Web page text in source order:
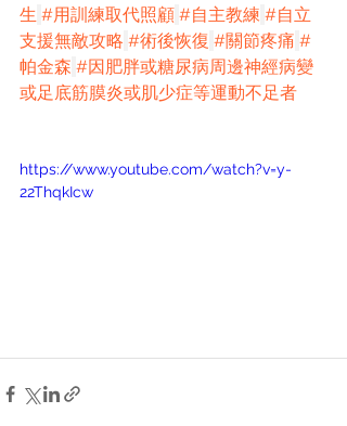
生 #用訓練取代照顧 #自主教練 #自立
支援無敵攻略 #術後恢復 #關節疼痛 #
帕金森 #因肥胖或糖尿病周邊神經病變
或足底筋膜炎或肌少症等運動不足者
https://www.youtube.com/watch?v=y-
22ThqkIcw